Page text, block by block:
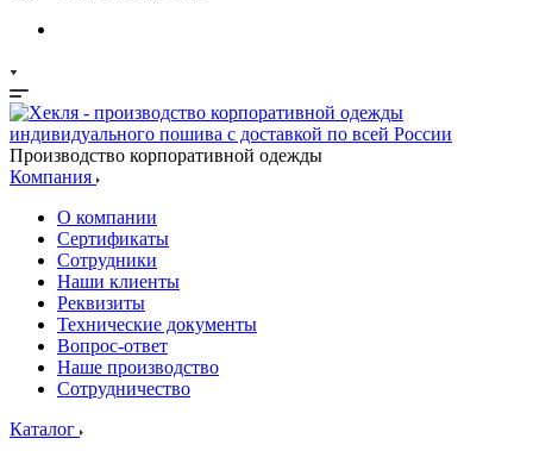
Производство корпоративной одежды
Компания
О компании
Сертификаты
Сотрудники
Наши клиенты
Реквизиты
Технические документы
Вопрос-ответ
Наше производство
Сотрудничество
Каталог